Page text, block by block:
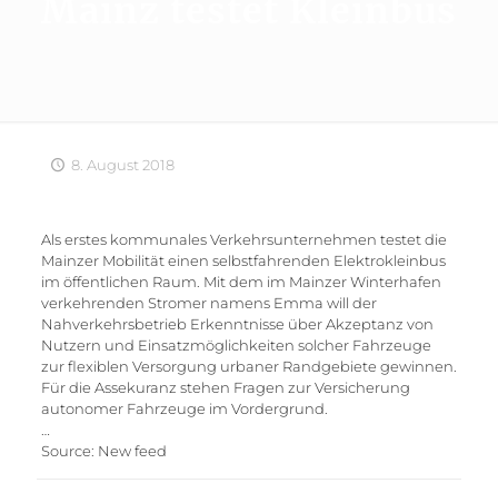
8. August 2018
Als erstes kommunales Verkehrsunternehmen testet die
Mainzer Mobilität einen selbstfahrenden Elektrokleinbus
im öffentlichen Raum. Mit dem im Mainzer Winterhafen
verkehrenden Stromer namens Emma will der
Nahverkehrsbetrieb Erkenntnisse über Akzeptanz von
Nutzern und Einsatzmöglichkeiten solcher Fahrzeuge
zur flexiblen Versorgung urbaner Randgebiete gewinnen.
Für die Assekuranz stehen Fragen zur Versicherung
autonomer Fahrzeuge im Vordergrund.
Source: New feed